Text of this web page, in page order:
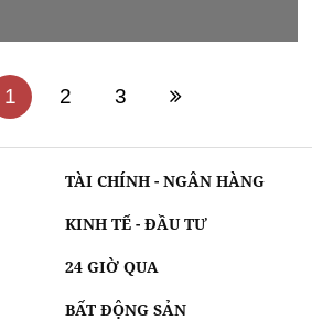
1 2 3
TÀI CHÍNH - NGÂN HÀNG
KINH TẾ - ĐẦU TƯ
24 GIỜ QUA
BẤT ĐỘNG SẢN